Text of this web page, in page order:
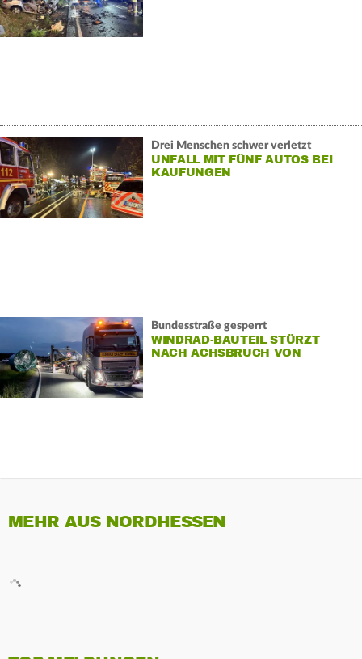
Drei Menschen schwer verletzt
UNFALL MIT FÜNF AUTOS BEI
KAUFUNGEN
Bundesstraße gesperrt
WINDRAD-BAUTEIL STÜRZT
NACH ACHSBRUCH VON
MEHR AUS NORDHESSEN